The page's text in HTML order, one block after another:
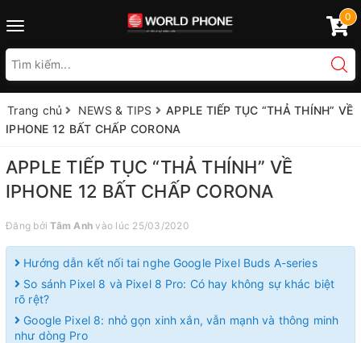
Toggle
0
Trang chủ NEWS & TIPS
APPLE TIẾP TỤC “THẢ THÍNH” VỀ
IPHONE 12 BẤT CHẤP CORONA
APPLE TIẾP TỤC “THẢ THÍNH” VỀ
IPHONE 12 BẤT CHẤP CORONA
Đăng bởiTâm Anh vào lúc 25/03/2020
Hướng dẫn kết nối tai nghe Google Pixel Buds A-series
So sánh Pixel 8 và Pixel 8 Pro: Có hay không sự khác biệt
rõ rệt?
Google Pixel 8: nhỏ gọn xinh xắn, vẫn mạnh và thông minh
như dòng Pro